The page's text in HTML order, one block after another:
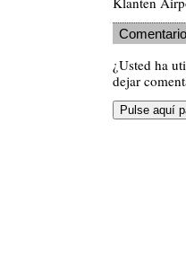
¿Usted ha
dejar